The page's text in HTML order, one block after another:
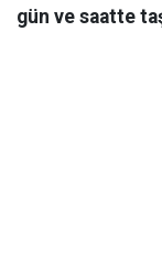
gün ve saatte